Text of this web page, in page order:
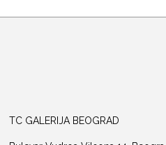
TC GALERIJA BEOGRAD